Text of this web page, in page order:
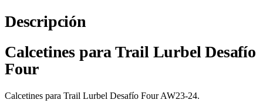
Descripción
Calcetines para Trail Lurbel Desafío
Four
Calcetines para Trail Lurbel Desafío Four AW23-24.